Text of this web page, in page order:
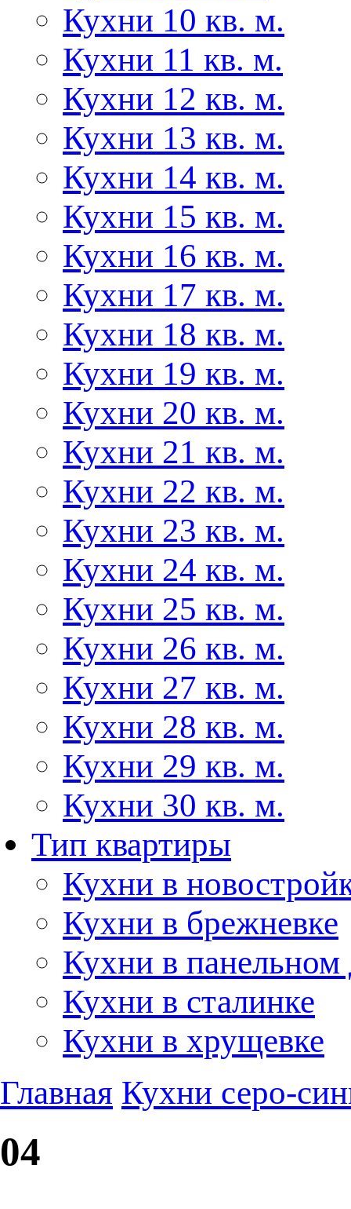
Кухни 10 кв. м.
Кухни 11 кв. м.
Кухни 12 кв. м.
Кухни 13 кв. м.
Кухни 14 кв. м.
Кухни 15 кв. м.
Кухни 16 кв. м.
Кухни 17 кв. м.
Кухни 18 кв. м.
Кухни 19 кв. м.
Кухни 20 кв. м.
Кухни 21 кв. м.
Кухни 22 кв. м.
Кухни 23 кв. м.
Кухни 24 кв. м.
Кухни 25 кв. м.
Кухни 26 кв. м.
Кухни 27 кв. м.
Кухни 28 кв. м.
Кухни 29 кв. м.
Кухни 30 кв. м.
Тип квартиры
Кухни в
Кухни в брежневке
Кухни в панельном
Кухни в сталинке
Кухни в хрущевке
Главная Кухни серо-
04